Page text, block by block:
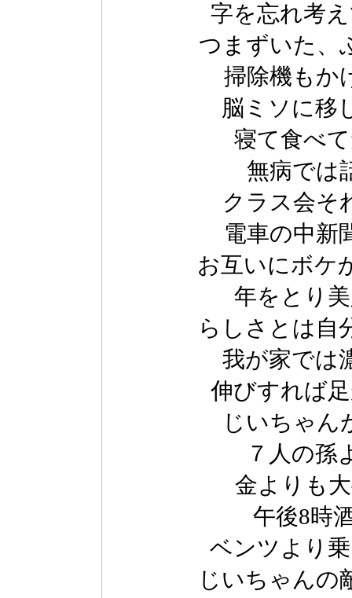
字を忘れ考
つまずいた、
掃除機もか
脳ミソに移
寝て食べ
無病では
クラス会そ
電車の中新
お互いにボケ
年をとり
らしさとは自
我が家では
伸びすれば
じいちゃん
７人の孫
金よりも
午後8時
ベンツより
じいちゃんの